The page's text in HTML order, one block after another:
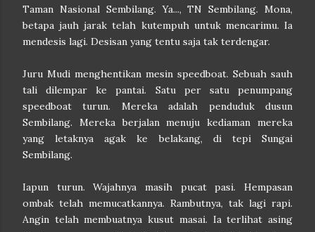
Taman Nasional Sembilang. Ya..., TN Sembilang. Mona,
betapa jauh jarak telah kutempuh untuk mencarimu. Ia
mendesis lagi. Desisan yang tentu saja tak terdengar.
Juru Mudi menghentikan mesin speedboat. Sebuah sauh
tali dilempar ke pantai. Satu per satu penumpang
speedboat turun. Mereka adalah penduduk dusun
Sembilang. Mereka berjalan menuju kediaman mereka
yang letaknya agak ke belakang, di tepi Sungai
Sembilang.
Iapun turun. Wajahnya masih pucat pasi. Hempasan
ombak telah memucatkannya. Rambutnya, tak lagi rapi.
Angin telah membuatnya kusut masai. Ia terlihat asing